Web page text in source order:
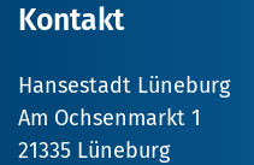
Kontakt
Hansestadt Lüneburg
Am Ochsenmarkt 1
21335 Lüneburg